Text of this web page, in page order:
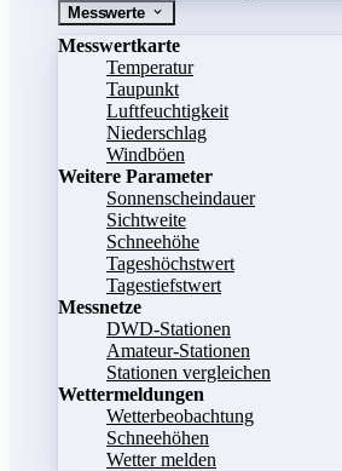
Messwerte
Messwertkarte
Temperatur
Taupunkt
Luftfeuchtigkeit
Niederschlag
Windböen
Weitere Parameter
Sonnenscheindauer
Sichtweite
Schneehöhe
Tageshöchstwert
Tagestiefstwert
Messnetze
DWD-Stationen
Amateur-Stationen
Stationen vergleichen
Wettermeldungen
Wetterbeobachtung
Schneehöhen
Wetter melden